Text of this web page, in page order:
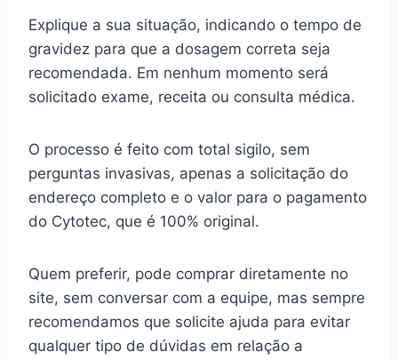
Explique a sua situação, indicando o tempo de
gravidez para que a dosagem correta seja
recomendada. Em nenhum momento será
solicitado exame, receita ou consulta médica.
O processo é feito com total sigilo, sem
perguntas invasivas, apenas a solicitação do
endereço completo e o valor para o pagamento
do Cytotec, que é 100% original.
Quem preferir, pode comprar diretamente no
site, sem conversar com a equipe, mas sempre
recomendamos que solicite ajuda para evitar
qualquer tipo de dúvidas em relação a